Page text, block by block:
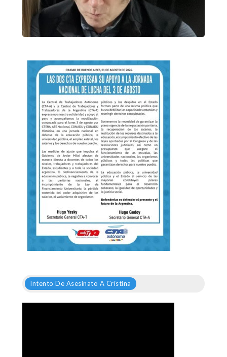
Intento De Asesinato A Cristina